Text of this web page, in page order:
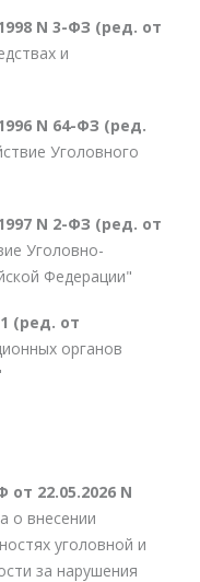
N 3-ФЗ (ред. от
и
N 64-ФЗ (ред.
Уголовного
N 2-ФЗ (ред. от
Уголовно-
Федерации"
(ред. от
органов
22.05.2026 N
о внесении
уголовной и
за нарушения